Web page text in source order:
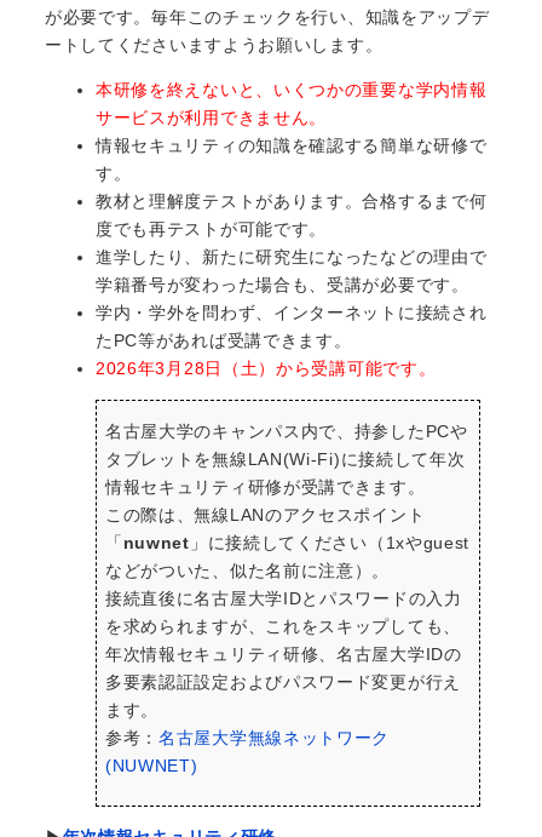
が必要です。毎年このチェックを行い、知識をアップデ
ートしてくださいますようお願いします。
本研修を終えないと、いくつかの重要な学内情報
サービスが利用できません。
情報セキュリティの知識を確認する簡単な研修で
す。
教材と理解度テストがあります。合格するまで何
度でも再テストが可能です。
進学したり、新たに研究生になったなどの理由で
学籍番号が変わった場合も、受講が必要です。
学内・学外を問わず、インターネットに接続され
たPC等があれば受講できます。
2026年3月28日（土）から受講可能です。
名古屋大学のキャンパス内で、持参したPCや
タブレットを無線LAN(Wi-Fi)に接続して年次
情報セキュリティ研修が受講できます。
この際は、無線LANのアクセスポイント
「 nuwnet 」に接続してください（1xやguest
などがついた、似た名前に注意）。
接続直後に名古屋大学IDとパスワードの入力
を求められますが、これをスキップしても、
年次情報セキュリティ研修、名古屋大学IDの
多要素認証設定およびパスワード変更が行え
ます。
参考：名古屋大学無線ネットワーク
(NUWNET)